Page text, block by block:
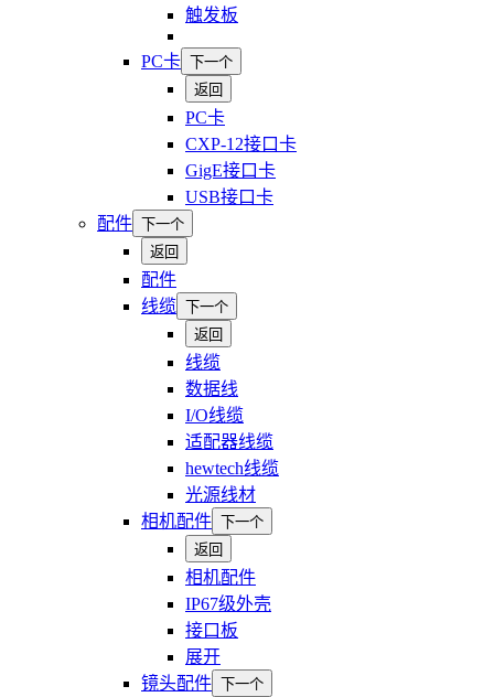
触发板
PC卡
下一个
返回
PC卡
CXP-12接口卡
GigE接口卡
USB接口卡
配件
下一个
返回
配件
线缆
下一个
返回
线缆
数据线
I/O线缆
适配器线缆
hewtech线缆
光源线材
相机配件
下一个
返回
相机配件
IP67级外壳
接口板
展开
镜头配件
下一个